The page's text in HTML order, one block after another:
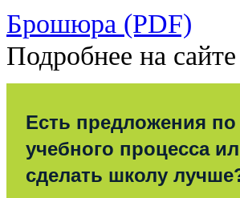
Брошюра (PDF)
Подробнее на сайте
Есть предложения по
учебного процесса
сделать школу